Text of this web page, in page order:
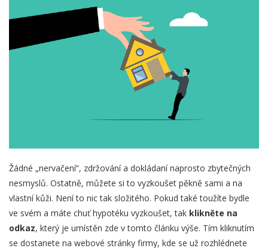
Žádné „nervačení“, zdržování a dokládaní naprosto zbytečných
nesmyslů. Ostatně, můžete si to vyzkoušet pěkně sami a na
vlastní kůži. Není to nic tak složitého. Pokud také toužíte bydle
ve svém a máte chuť hypotéku vyzkoušet, tak klikněte na
odkaz, který je umístěn zde v tomto článku výše. Tím kliknutím
se dostanete na webové stránky firmy, kde se už rozhlédnete